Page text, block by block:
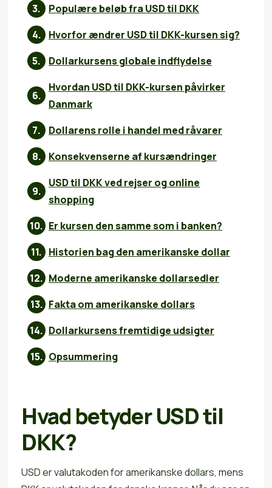
Populære beløb fra USD til DKK
Hvorfor ændrer USD til DKK-kursen sig?
Dollarkursens globale indflydelse
Hvordan USD til DKK-kursen påvirker
Danmark
Dollarens rolle i handel med råvarer
Konsekvenserne af kursændringer
USD til DKK ved rejser og online
shopping
Er kursen den samme som i banken?
Historien bag den amerikanske dollar
Moderne amerikanske dollarsedler
Fakta om amerikanske dollars
Dollarkursens fremtidige udsigter
Opsummering
Hvad betyder USD til
DKK?
USD er valutakoden for amerikanske dollars, mens